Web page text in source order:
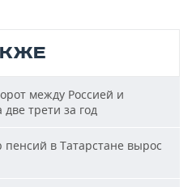
между Россией и
трети за год
в Татарстане вырос